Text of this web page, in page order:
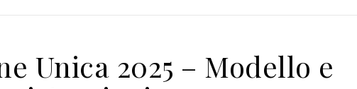
Unica 2025 – Modello e